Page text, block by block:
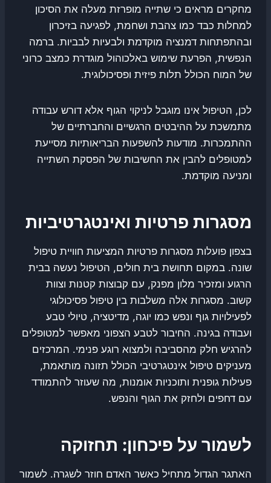
מחקרים מראים כי שתייה מופרזת מעלה את הסיכון
למחלות כבד כמו צהבת ושחמת, לפגיעה בזיכרון
ובהתפתחות דמנציה מוקדמת ולבעיות לבביות. ברמה
הנפשית, הפרעת שימוש באלכוהול מוגדרת כמצב כרוני
של המוח הכולל תלות פיזית ופסיכולוגית.
לכן, הטיפול אינו מוגבל לניקוי הגוף אלא דורש עבודה
מתמשכת על ההיבטים הרגשיים והחברתיים של
ההתמכרות. מודעות להשפעות הבריאותיות מסייעת
למטופלים להבין את החשיבות של הפסקת השתייה
ומניעה מוקדמת.
מסגרות פרטיות ואינטגרטיביות
בצפון פועלות מסגרות פרטיות המציעות חוויית טיפול
שונה. במקום תחושת בית חולים, הטיפול נעשה בבית
הרגוע ומזכיר מלון מפנק, עם קבוצות קטנות וצוות
קשוב. מסגרות אלה משלבות בין טיפול פסיכולוגי
לפעילויות גוף ונפש כמו יוגה, מדיטציה, טיולי טבע
ועבודה בגינה. החיבור לטבע הצפוני מאפשר למטופלים
להרגיש חלק מהסביבה ולמצוא רוגע פנימי. המרכזים
מעניקים טיפול אינטגרטיבי הכולל תזונה מותאמת,
פעילות גופנית ותוכניות אומנות, מה שעוזר להתמודד
עם דחפים ולחזק את הגוף והנפש.
לשמור על פיכחון: תחזוקה
האתגר הגדול מתחיל כאשר האדם חוזר לשגרה. לשמור